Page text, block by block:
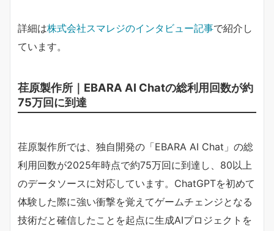
詳細は株式会社スマレジのインタビュー記事で紹介し
ています。
荏原製作所｜EBARA AI Chatの総利用回数が約
75万回に到達
荏原製作所では、独自開発の「EBARA AI Chat」の総
利用回数が2025年時点で約75万回に到達し、80以上
のデータソースに対応しています。ChatGPTを初めて
体験した際に強い衝撃を覚えてゲームチェンジとなる
技術だと確信したことを起点に生成AIプロジェクトを